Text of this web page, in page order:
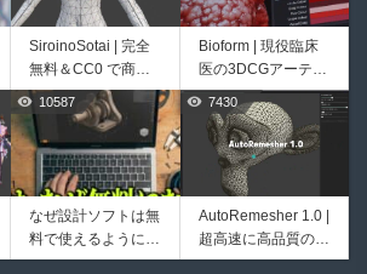
SiroinoSotai | 完全
無料＆CC0 で商用
利用OKなVRChat向
け共通素体3Dモデ
ルが正式リリース！
程よいポリ数＆トポ
ロジーにも注目！
Bioform | 現役臨床
医の3DCGアーティ
ストが実際の解剖学
に基づいて構築した
プロシージャルな生
物学的Blenderマテ
リアルアセットアド
オン！無料お試し版
もあるよ！
414
Directive Utilities |
ブループリントライ
ブラリやエディタス
10587
なぜ設計ソフトは無
料で使えるようにな
ったのか──3D-CA
7430
AutoRemesher 1.0 |
超高速に高品質のク
ワッドポリゴンでリ